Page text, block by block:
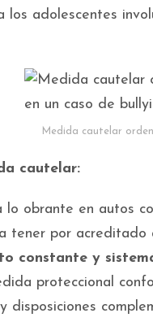
los adolescentes
Medida cautelar
cautelar:
obrante en autos
tener por acreditado
constante y
proteccional
disposiciones